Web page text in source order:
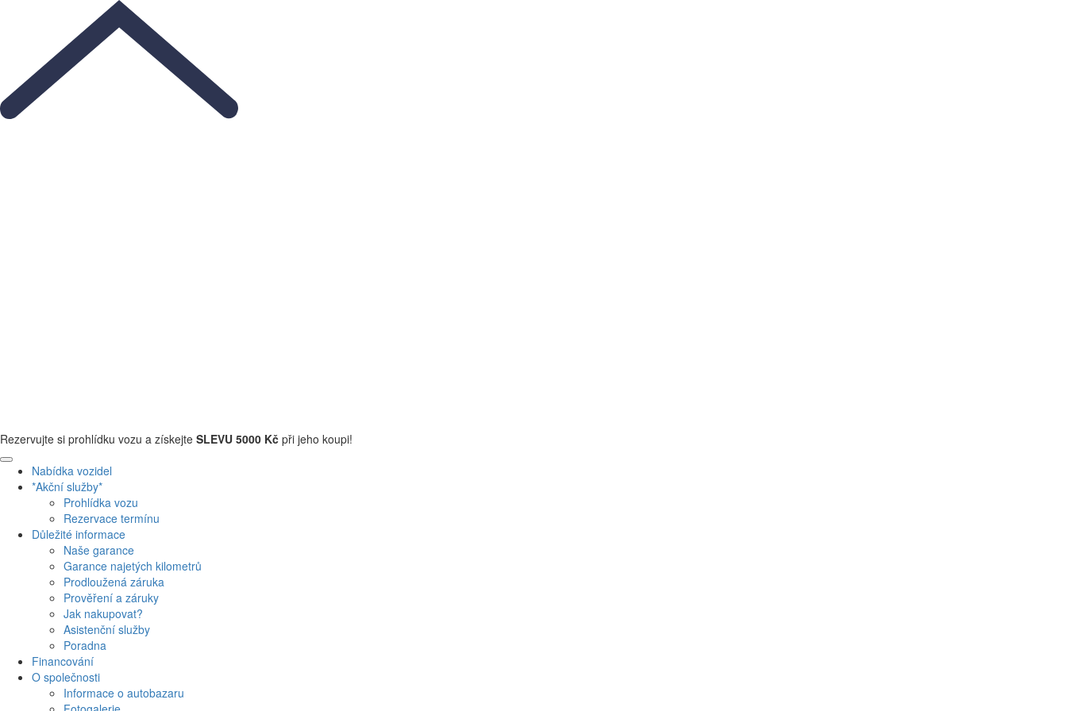
Rezervujte si prohlídku vozu a získejte SLEVU 5000 Kč při jeho koupi!
Nabídka vozidel
*Akční služby*
Prohlídka vozu
Rezervace termínu
Důležité informace
Naše garance
Garance najetých kilometrů
Prodloužená záruka
Prověření a záruky
Jak nakupovat?
Asistenční služby
Poradna
Financování
O společnosti
Informace o autobazaru